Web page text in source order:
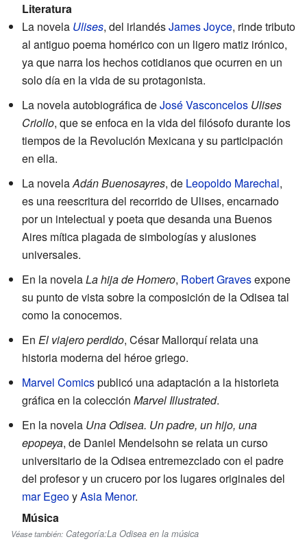
Literatura
La novela Ulises, del irlandésJames Joyce, rinde tributo
al antiguo poema homérico con un ligero matiz irónico,
ya que narra los hechos cotidianos que ocurren en un
solo día en la vida de su protagonista.
La novela autobiográfica deJosé Vasconcelos Ulises
Criollo, que se enfoca en la vida del filósofo durante los
tiempos de la Revolución Mexicana y su participación
en ella.
La novelaAdán Buenosayres, de Leopoldo Marechal,
es una reescritura del recorrido de Ulises, encarnado
por un intelectual y poeta que desanda una Buenos
Aires mítica plagada de simbologías y alusiones
universales.
En la novelaLa hija de Homero, Robert Gravesexpone
su punto de vista sobre la composición de la Odisea tal
como la conocemos.
En El viajero perdido, César Mallorquí relata una
historia moderna del héroe griego.
Marvel Comicspublicó una adaptación a la historieta
gráfica en la colección Marvel Illustrated.
En la novela Una Odisea. Un padre, un hijo, una
epopeya, de Daniel Mendelsohn se relata un curso
universitario de la Odisea entremezclado con el padre
del profesor y un crucero por los lugares originales del
mar EgeoyAsia Menor.
Música
Véase también: Categoría:La Odisea en la música